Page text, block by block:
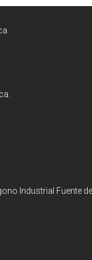
Industrial Fuente